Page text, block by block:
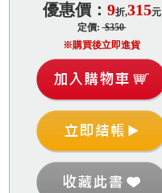
優惠價： 9折,315元
定價:$350
※購買後立即進貨